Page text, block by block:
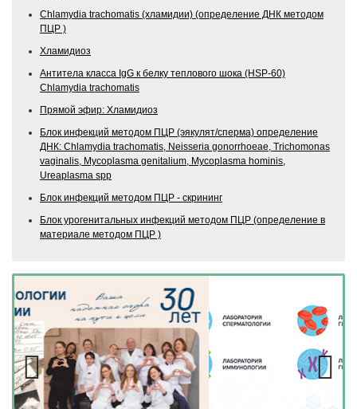
Previous
Chlamydia trachomatis (хламидии) (определение ДНК методом
ПЦР )
Хламидиоз
Антитела класса IgG к белку теплового шока (HSP-60)
Chlamydia trachomatis
Прямой эфир: Хламидиоз
Блок инфекций методом ПЦР (эякулят/сперма) определение
ДНК: Chlamydia trachomatis, Neisseria gonorrhoeae, Trichomonas
vaginalis, Mycoplasma genitalium, Mycoplasma hominis,
Ureaplasma spp
Блок инфекций методом ПЦР - скрининг
Блок урогенитальных инфекций методом ПЦР (определение в
материале методом ПЦР )